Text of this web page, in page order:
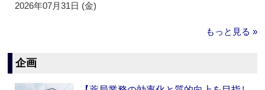
2026年07月31日 (金)
もっと見る »
企画